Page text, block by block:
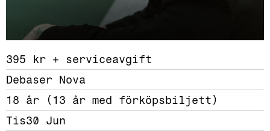
395 kr + serviceavgift
Debaser Nova
18 år (13 år med förköpsbiljett)
Tis30 Jun